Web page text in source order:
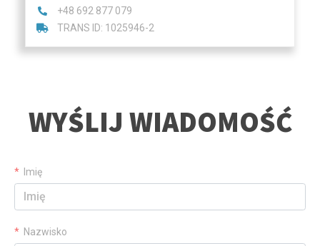
+48 692 877 079
TRANS ID: 1025946-2
WYŚLIJ WIADOMOŚĆ
Imię
Nazwisko